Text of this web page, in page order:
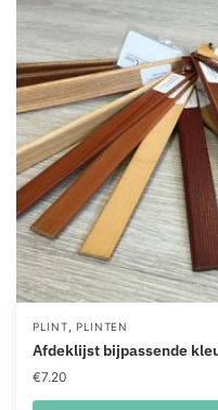
PLINT, PLINTEN
Afdeklijst bijpassende
€7.20